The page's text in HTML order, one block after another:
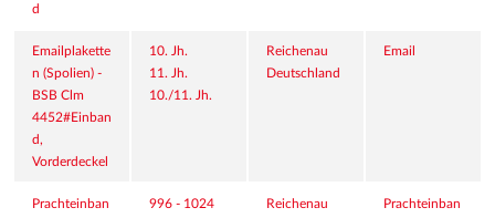
d
Emailplakette
n (Spolien) -
BSB Clm
4452#Einban
d,
Vorderdeckel
10. Jh.
11. Jh.
10./11. Jh.
Reichenau
Deutschland
Email
Prachteinban
996 - 1024
Reichenau
Prachteinban